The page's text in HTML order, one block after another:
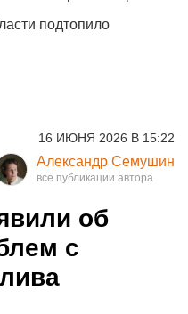
подтопило
16 ИЮНЯ 2026 В 15:22
Александр Семушин
об
с